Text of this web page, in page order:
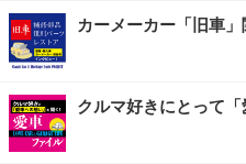
カーメーカー「旧車
クルマ好きにとって「